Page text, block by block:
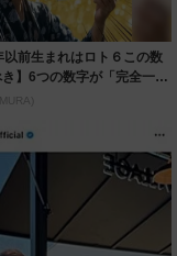
以前生まれはロト６この数
】6つの数字が「完全一